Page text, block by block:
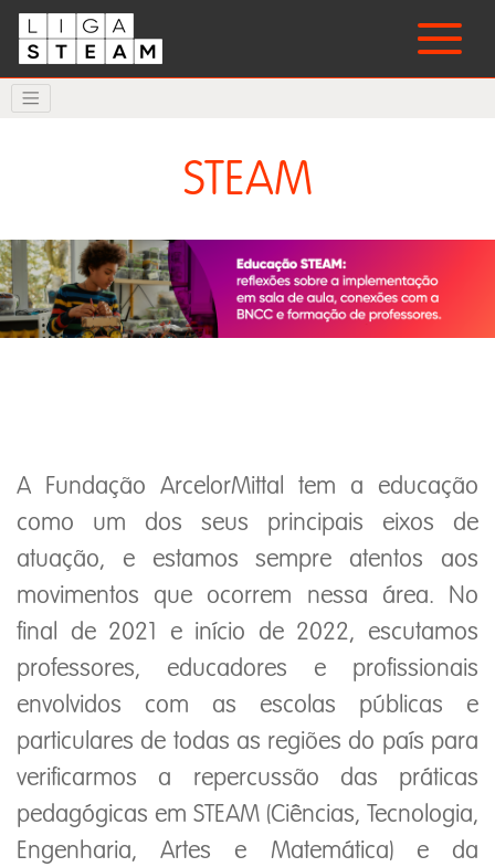
STEAM
A Fundação ArcelorMittal tem a educação
como um dos seus principais eixos de
atuação, e estamos sempre atentos aos
movimentos que ocorrem nessa área. No
final de 2021 e início de 2022, escutamos
professores, educadores e profissionais
envolvidos com as escolas públicas e
particulares de todas as regiões do país para
verificarmos a repercussão das práticas
pedagógicas em STEAM (Ciências, Tecnologia,
Engenharia, Artes e Matemática) e da